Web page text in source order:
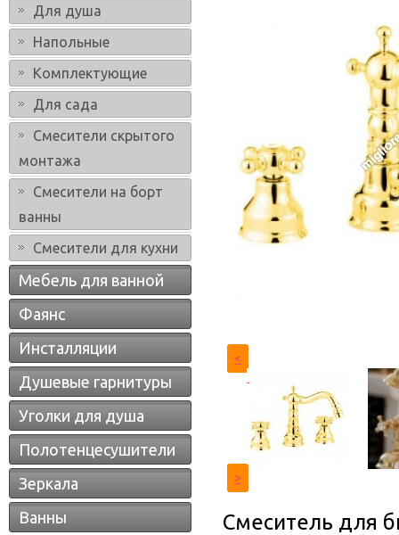
Для душа
Напольные
Комплектующие
Для сада
Смесители скрытого
монтажа
Смесители на борт
ванны
Смесители для кухни
Мебель для ванной
Фаянс
Инсталляции
Душевые гарнитуры
Уголки для душа
Полотенцесушители
Зеркала
Ванны
<
>
Смеситель для